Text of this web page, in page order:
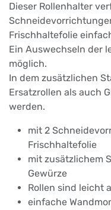
Dieser Rollenhalter
Frischhaltefolie
Ein Auswechseln der
möglich.
In dem zusätzlichen
Ersatzrollen als auch
werden.
mit 2
Frischhaltefolie
mit zusätzlichem
Gewürze
Rollen sind leicht
einfache